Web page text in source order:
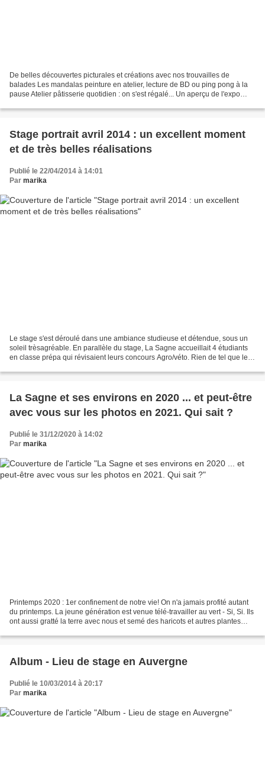
De belles découvertes picturales et créations avec nos trouvailles de
balades Les mandalas peinture en atelier, lecture de BD ou ping pong à la
pause Atelier pâtisserie quotidien : on s'est régalé... Un aperçu de l'expo
Stage portrait avril 2014 : un excellent moment
et de très belles réalisations
Publié le 22/04/2014 à 14:01
Par marika
Le stage s'est déroulé dans une ambiance studieuse et détendue, sous un
soleil trèsagréable. En parallèle du stage, La Sagne accueillait 4 étudiants
en classe prépa qui révisaient leurs concours Agro/véto. Rien de tel que les
La Sagne et ses environs en 2020 ... et peut-être
avec vous sur les photos en 2021. Qui sait ?
Publié le 31/12/2020 à 14:02
Par marika
Printemps 2020 : 1er confinement de notre vie! On n'a jamais profité autant
du printemps. La jeune génération est venue télé-travailler au vert - Si, Si. Ils
ont aussi gratté la terre avec nous et semé des haricots et autres plantes
Album - Lieu de stage en Auvergne
Publié le 10/03/2014 à 20:17
Par marika